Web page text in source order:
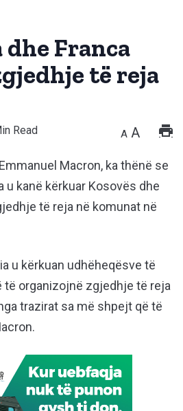
Franca
të reja
Read A A
Macron, ka thënë se
u kanë kërkuar Kosovës dhe
të reja në komunat në
u kërkuan udhëheqësve të
të organizojnë zgjedhje të reja
trazirat sa më shpejt që të